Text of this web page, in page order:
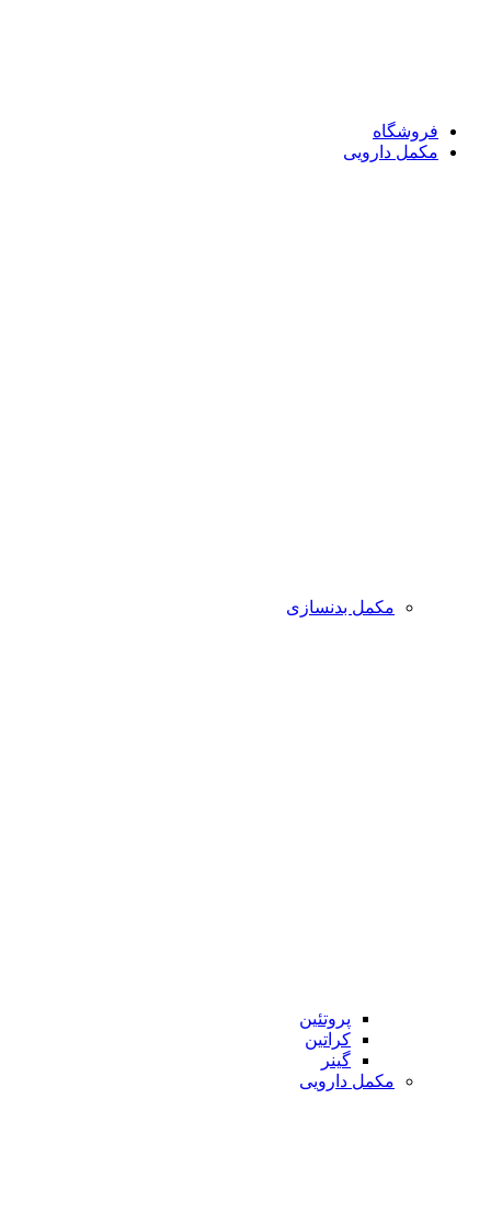
فروشگاه
مکمل دارویی
مکمل بدنسازی
پروتئین
کراتین
گینر
مکمل دارویی